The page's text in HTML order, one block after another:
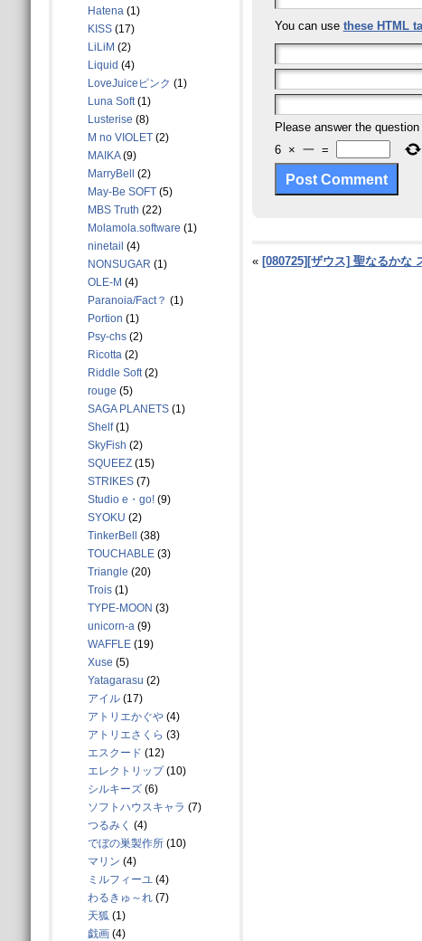
Hatena(1)
KISS(17)
LiLiM (2)
Liquid (4)
LoveJuiceピンク (1)
Luna Soft(1)
Lusterise (8)
M no VIOLET(2)
MAIKA(9)
MarryBell
(2)
May-Be SOFT(5)
MBS Truth (22)
Molamola.software (1)
ninetail (4)
NONSUGAR (1)
OLE-M (4)
Paranoia/Fact？ (1)
Portion (1)
Psy-chs(2)
Ricotta(2)
Riddle Soft(2)
rouge (5)
SAGA PLANETS(1)
Shelf(1)
SkyFish (2)
SQUEEZ(15)
STRIKES(7)
Studio e・go!(9)
SYOKU (2)
TinkerBell
(38)
TOUCHABLE(3)
Triangle (20)
Trois(1)
TYPE-MOON (3)
unicorn-a(9)
WAFFLE(19)
Xuse (5)
Yatagarasu (2)
アイル(17)
アトリエかぐや(4)
アトリエさくら (3)
エスクード (12)
エレクトリップ(10)
シルキーズ(6)
ソフトハウスキャラ (7)
つるみく (4)
でぼの巣製作所(10)
マリン (4)
ミルフィーユ(4)
わるきゅ～れ(7)
天狐 (1)
戯画(4)
You can use these HTML
Please answer the question
6
× 一 =
« [080725][ザウス] 聖なるかな